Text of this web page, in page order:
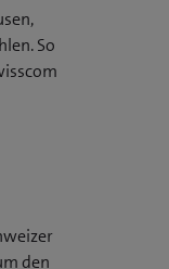
So
den